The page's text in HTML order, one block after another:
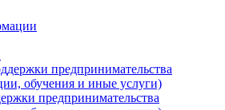
предпринимательства